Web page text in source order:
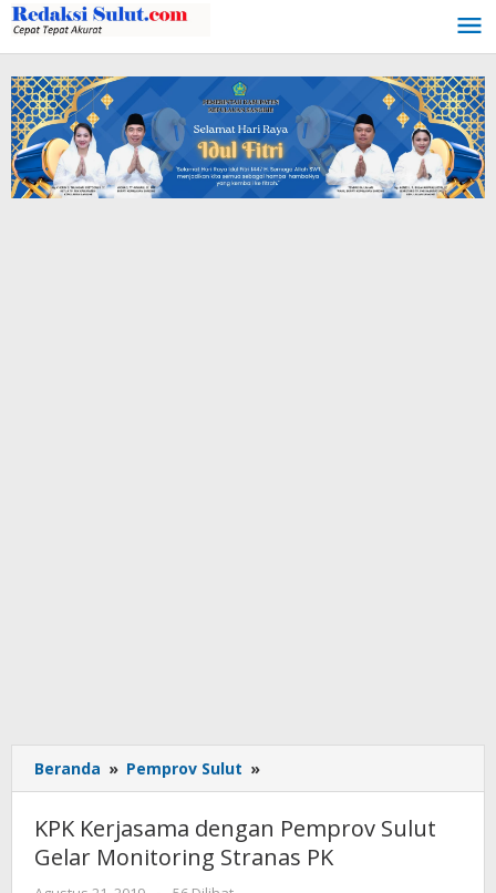
Lewati
ke
konten
Beranda » Pemprov Sulut »
Kerjasama
Pemprov
Sulut
KPK Kerjasama dengan Pemprov Sulut
Gelar Monitoring Stranas PK